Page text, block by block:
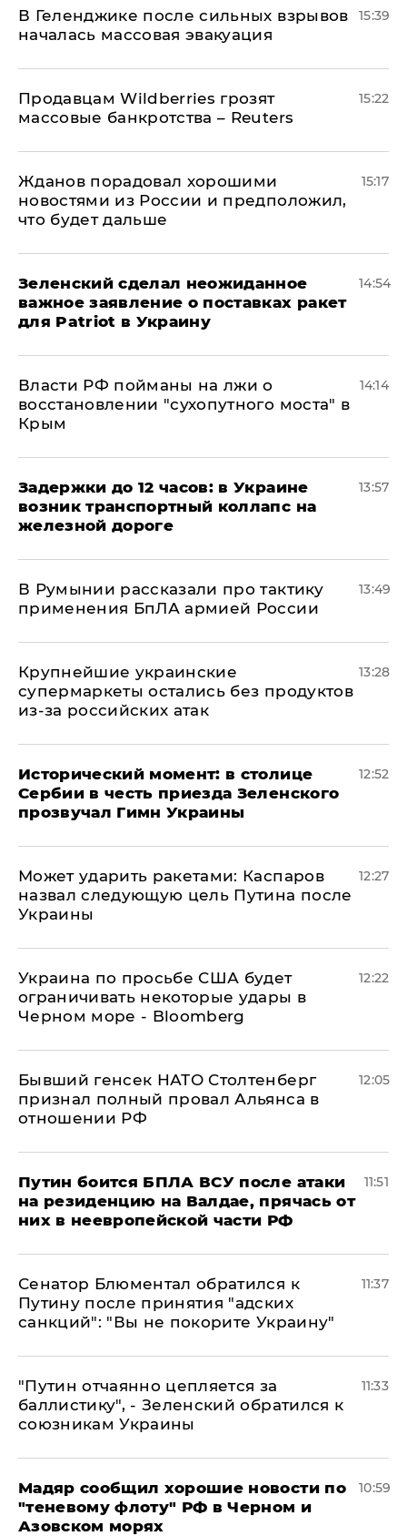
В Геленджике после сильных взрывов
началась массовая эвакуация
15:39
Продавцам Wildberries грозят
массовые банкротства – Reuters
15:22
Жданов порадовал хорошими
новостями из России и предположил,
что будет дальше
15:17
Зеленский сделал неожиданное
важное заявление о поставках ракет
для Patriot в Украину
14:54
Власти РФ пойманы на лжи о
восстановлении "сухопутного моста" в
Крым
14:14
Задержки до 12 часов: в Украине
возник транспортный коллапс на
железной дороге
13:57
В Румынии рассказали про тактику
применения БпЛА армией России
13:49
Крупнейшие украинские
супермаркеты остались без продуктов
из-за российских атак
13:28
Исторический момент: в столице
Сербии в честь приезда Зеленского
прозвучал Гимн Украины
12:52
Может ударить ракетами: Каспаров
назвал следующую цель Путина после
Украины
12:27
Украина по просьбе США будет
ограничивать некоторые удары в
Черном море - Bloomberg
12:22
Бывший генсек НАТО Столтенберг
признал полный провал Альянса в
отношении РФ
12:05
Путин боится БПЛА ВСУ после атаки
на резиденцию на Валдае, прячась от
них в неевропейской части РФ
11:51
Сенатор Блюментал обратился к
Путину после принятия "адских
санкций": "Вы не покорите Украину"
11:37
"Путин отчаянно цепляется за
баллистику", - Зеленский обратился к
союзникам Украины
11:33
Мадяр сообщил хорошие новости по
"теневому флоту" РФ в Черном и
Азовском морях
10:59